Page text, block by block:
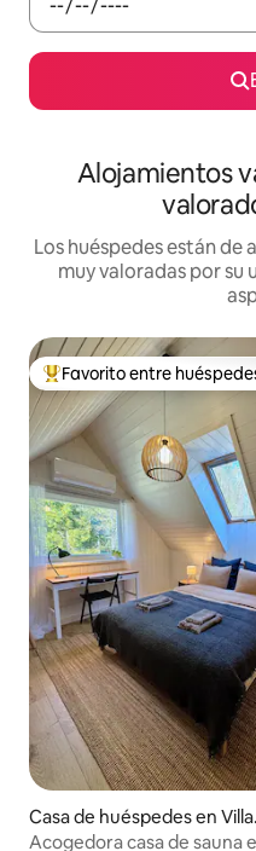
Alojamientos
Los huéspedes están de
muy valoradas por su
Favorito entre huéspedes
Favorito entre
Casa de huéspedes en
a
Acogedora casa de sauna